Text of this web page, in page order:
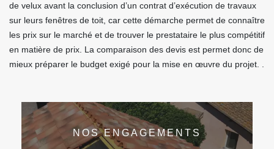
de velux avant la conclusion d’un contrat d’exécution de travaux
sur leurs fenêtres de toit, car cette démarche permet de connaître
les prix sur le marché et de trouver le prestataire le plus compétitif
en matière de prix. La comparaison des devis est permet donc de
mieux préparer le budget exigé pour la mise en œuvre du projet. .
NOS ENGAGEMENTS